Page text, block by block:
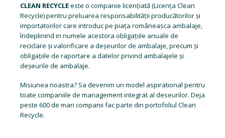
CLEAN RECYCLEeste o companie licențiată (Licența Clean
Recycle) pentru preluarea responsabilității producătorilor și
importatorilor care introduc pe piața româneasca ambalaje,
îndeplinind in numele acestora obligațiile anuale de
reciclare și valorificare a deșeurilor de ambalaje, precum și
obligațiile de raportare a datelor privind ambalajele și
deșeurile de ambalaje.
Misiunea noastra? Sa devenim un model aspirational pentru
toate companiile de management integrat al deseurilor. Deja
peste 600 de mari companii fac parte din portofoliul Clean
Recycle.